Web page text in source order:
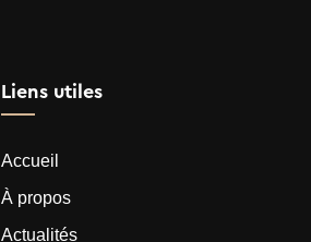
Liens utiles
Accueil
À propos
Actualités